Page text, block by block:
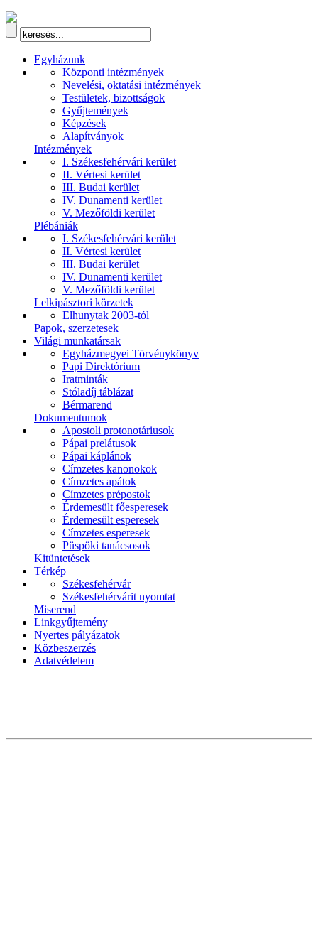
Egyházunk
Központi intézmények
Nevelési, oktatási intézmények
Testületek, bizottságok
Gyűjtemények
Képzések
Alapítványok
Intézmények
I. Székesfehérvári kerület
II. Vértesi kerület
III. Budai kerület
IV. Dunamenti kerület
V. Mezőföldi kerület
Plébániák
I. Székesfehérvári kerület
II. Vértesi kerület
III. Budai kerület
IV. Dunamenti kerület
V. Mezőföldi kerület
Lelkipásztori körzetek
Elhunytak 2003-tól
Papok, szerzetesek
Világi munkatársak
Egyházmegyei Törvénykönyv
Papi Direktórium
Iratminták
Stóladíj táblázat
Bérmarend
Dokumentumok
Apostoli protonotáriusok
Pápai prelátusok
Pápai káplánok
Címzetes kanonokok
Címzetes apátok
Címzetes prépostok
Érdemesült főesperesek
Érdemesült esperesek
Címzetes esperesek
Püspöki tanácsosok
Kitüntetések
Térkép
Székesfehérvár
Székesfehérvárit nyomtat
Miserend
Linkgyűjtemény
Nyertes pályázatok
Közbeszerzés
Adatvédelem